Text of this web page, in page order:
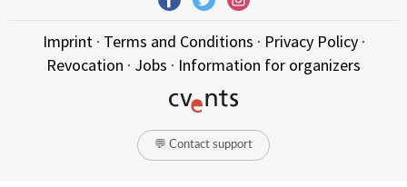
Imprint· Terms and Conditions · Privacy Policy·
Revocation · Jobs · Information for organizers
💬 Contact support